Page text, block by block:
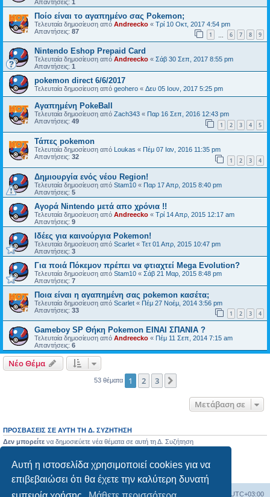
Αυτή η ιστοσελίδα χρησιμοποιεί cookies για να
επιβεβαιώσει ότι θα έχετε την καλύτερη δυνατή
Απαντήσεις: 1
Ποίο είναι το αγαπημένο σας Pokemon;
Τελευταία δημοσίευση από Andreecko « Τρί 10 Οκτ, 2017 4:54 pm
Απαντήσεις: 87 1 6 7 8 9
Nintendo Eshop Prepaid Card
Τελευταία δημοσίευση από Andreecko « Σάβ 30 Σεπ, 2017 8:55 pm
Απαντήσεις: 1
pokemon direct 6/6/2017
Τελευταία δημοσίευση από geohero « Δευ 05 Ιουν, 2017 5:25 pm
Αγαπημένη PokeBall
Τελευταία δημοσίευση από Zach343 « Παρ 16 Σεπ, 2016 12:43 pm
Απαντήσεις: 49 1 2 3 4 5
Τάπες pokemon
Τελευταία δημοσίευση από Loukas « Πέμ 07 Ιαν, 2016 11:35 pm
Απαντήσεις: 32 1 2 3 4
Δημιουργία ενός νέου Region!
Τελευταία δημοσίευση από Stam10 « Παρ 17 Απρ, 2015 8:40 pm
Απαντήσεις: 5
Αγορά Nintendo μετά απο χρόνια !!
Τελευταία δημοσίευση από Andreecko « Τρί 14 Απρ, 2015 12:17 am
Απαντήσεις: 9
Ιδέες για καινούργια Pokemon!
Τελευταία δημοσίευση από Scarlet « Τετ 01 Απρ, 2015 10:47 pm
Απαντήσεις: 3
Για ποιά Πόκεμον πρέπει να φτιαχτεί Mega Evolution?
Τελευταία δημοσίευση από Stam10 « Σάβ 21 Μαρ, 2015 8:48 pm
Απαντήσεις: 7
Ποια είναι η αγαπημένη σας pokemon κασέτα;
Τελευταία δημοσίευση από Scarlet « Πέμ 27 Νοέμ, 2014 3:56 pm
Απαντήσεις: 33 1 2 3 4
Gameboy SP Θήκη Pokemon ΕΙΝΑΙ ΣΠΑΝΙΑ ?
Τελευταία δημοσίευση από Andreecko « Πέμ 11 Σεπ, 2014 7:15 am
Απαντήσεις: 6
Νέο Θέμα
53 θέματα 1 2 3
Μετάβαση σε
ΠΡΟΣΒΆΣΕΙΣ ΣΕ ΑΥΤΉ ΤΗ Δ. ΣΥΖΉΤΗΣΗ
Δεν μπορείτε να δημοσιεύετε νέα θέματα σε αυτή τη Δ. Συζήτηση
Δεν μπορείτε
να επεξεργάζεστε τις δημοσιεύσεις σας σε αυτή τη Δ. Συζήτηση
Δεν μπορείτενα διαγράφετε τις δημοσιεύσεις σας σε αυτή τη Δ. Συζήτηση
Δεν μπορείτενα επισυνάπτετε αρχεία σε αυτή τη Δ. Συζήτηση
Ευρετήριο Δ. Συζήτησης Όλοι οι χρόνοι είναι UTC+03:00